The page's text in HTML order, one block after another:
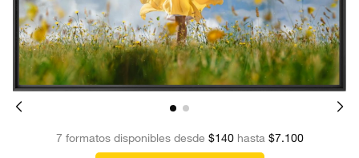
7 formatos disponibles desde $140hasta $7.100